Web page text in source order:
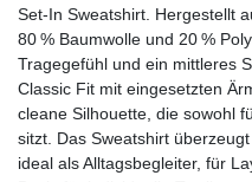
Set-In Sweatshirt. Hergestellt
80 % Baumwolle und 20 %
Tragegefühl und ein mittleres
Classic Fit mit eingesetzten
cleane Silhouette, die sowohl
sitzt. Das Sweatshirt
ideal als Alltagsbegleiter, für